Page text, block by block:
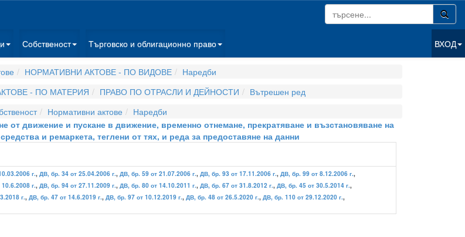
Собственост Търговско и облигационно право ВХОД
НОРМАТИВНИ АКТОВЕ - ПО ВИДОВЕ
Наредби
- ПО МАТЕРИЯ ПРАВО ПО ОТРАСЛИ И ДЕЙНОСТИ
Вътрешен ред
Нормативни актове
Наредби
от движение и пускане в движение, временно отнемане, прекратяване и възстановяване на
и ремаркета, теглени от тях, и реда за предоставяне на данни
г., ДВ, бр. 34 от 25.04.2006 г., ДВ, бр. 59 от 21.07.2006 г., ДВ, бр. 93 от 17.11.2006 г., ДВ, бр. 99 от 8.12.2006 г.,
г., ДВ, бр. 94 от 27.11.2009 г., ДВ, бр. 80 от 14.10.2011 г., ДВ, бр. 67 от 31.8.2012 г., ДВ, бр. 45 от 30.5.2014 г.,
г., ДВ, бр. 47 от 14.6.2019 г., ДВ, бр. 97 от 10.12.2019 г., ДВ, бр. 48 от 26.5.2020 г., ДВ, бр. 110 от 29.12.2020 г.,